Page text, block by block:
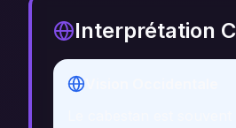
Interprétation